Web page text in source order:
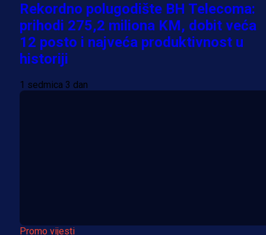
Rekordno polugodište BH Telecoma:
prihodi 275,2 miliona KM, dobit veća
12 posto i najveća produktivnost u
historiji
1 sedmica 3 dan
Promo vijesti